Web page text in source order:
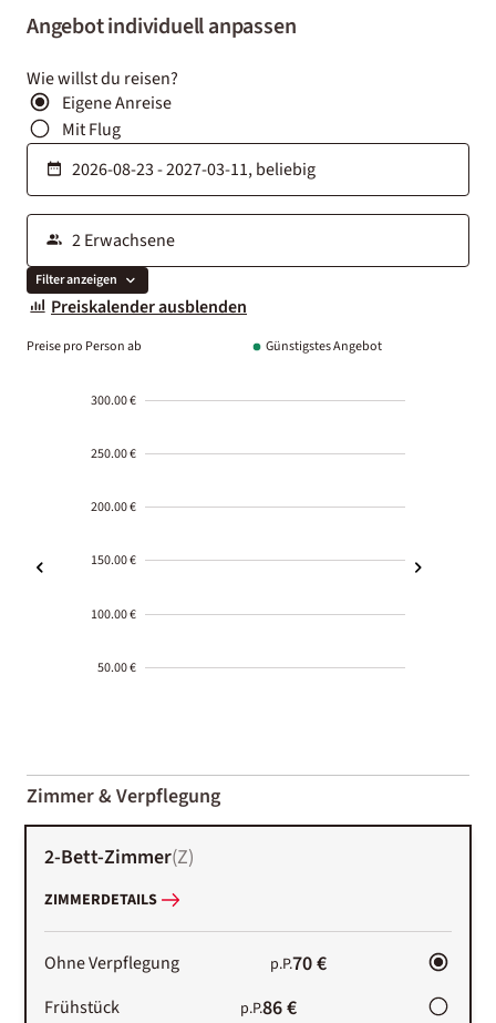
Angebot individuell anpassen
Wie willst du reisen?
Eigene Anreise
Mit Flug
Filter anzeigen
Preiskalender ausblenden
Preise pro Person ab Günstigstes Angebot
300.00 €
250.00 €
200.00 €
150.00 €
100.00 €
50.00 €
01-02
Zimmer & Verpflegung
2-Bett-Zimmer(Z)
ZIMMERDETAILS
Ohne Verpflegung p.P.70 €
Frühstück p.P.86 €